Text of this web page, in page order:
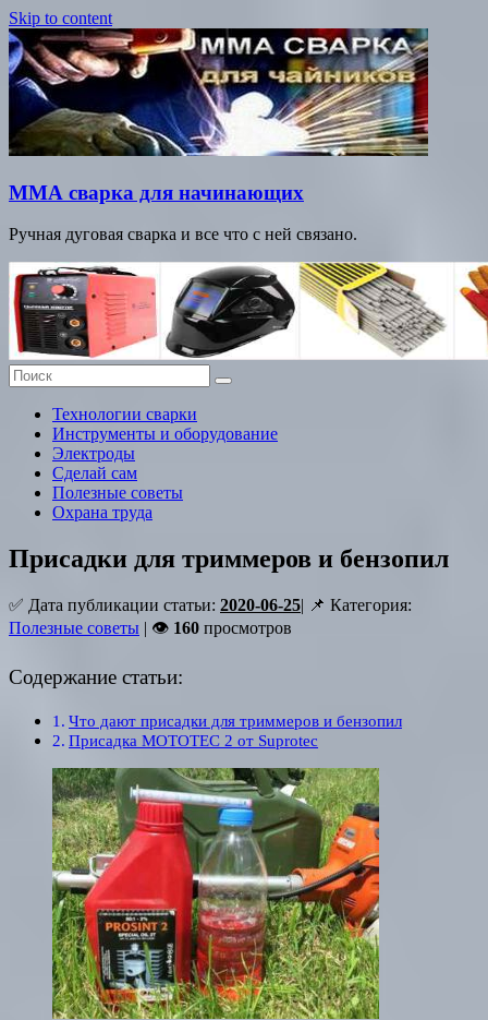
Skip to content
ММА сварка для начинающих
Ручная дуговая сварка и все что с ней связано.
Технологии сварки
Инструменты и оборудование
Электроды
Сделай сам
Полезные советы
Охрана труда
Присадки для триммеров и бензопил
✅ Дата публикации статьи: 2020-06-25| 📌 Категория:
Полезные советы | 👁 160 просмотров
Содержание статьи:
Что дают присадки для триммеров и бензопил
Присадка MOTOTEC 2 от Suprotec